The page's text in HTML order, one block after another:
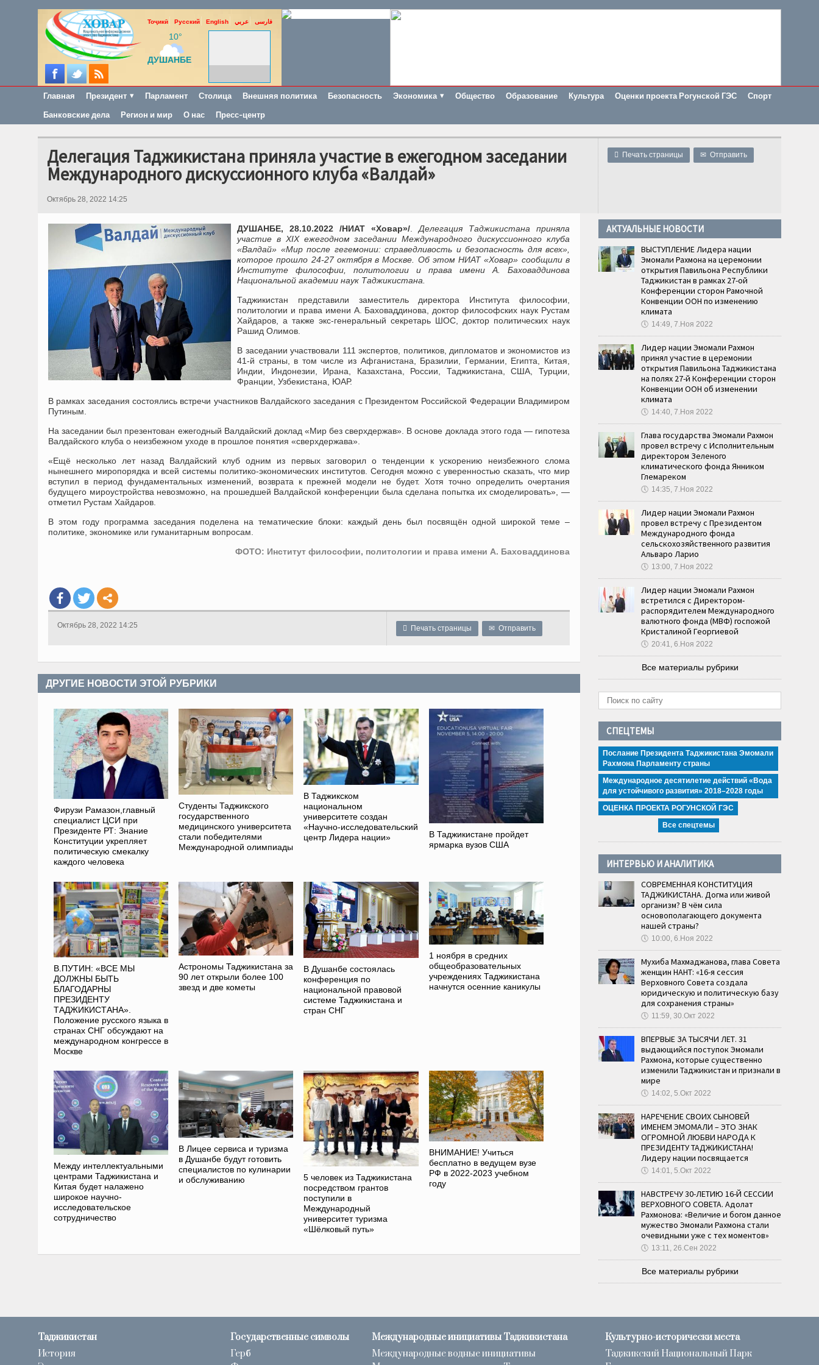
Тоҷикӣ Русский English عربي فارسی
10°
ДУШАНБЕ
Главная Президент Парламент Столица Внешняя политика Безопасность Экономика Общество Образование Культура Оценки проекта Рогунской ГЭС
Спорт
Банковские дела
Регион и мир О нас Пресс-центр
 Печать страницы ✉ Отправить
Делегация Таджикистана приняла участие в ежегодном заседании
Международного дискуссионного клуба «Валдай»
Октябрь 28, 2022 14:25
ДУШАНБЕ, 28.10.2022 /НИАТ «Ховар»/
Делегация Таджикистана приняла
участие в XIX ежегодном заседании Международного дискуссионного клуба
«Валдай» «Мир после гегемонии: справедливость и безопасность для всех»,
которое прошло 24-27 октября в Москве. Об этом НИАТ «Ховар» сообщили в
Институте философии, политологии и права имени А. Баховаддинова
Национальной академии наук Таджикистана.
Таджикистан представили заместитель директора Института философии,
политологии и права имени А. Баховаддинова, доктор философских наук Рустам
Хайдаров, а также экс-генеральный секретарь ШОС, доктор политических наук
Рашид Олимов.
В заседании участвовали 111 экспертов, политиков, дипломатов и экономистов из
41-й страны, в том числе из Афганистана, Бразилии, Германии, Египта, Китая,
Индии, Индонезии, Ирана, Казахстана, России, Таджикистана, США, Турции,
Франции, Узбекистана, ЮАР.
В рамках заседания состоялись встречи участников Валдайского заседания с Президентом Российской Федерации Владимиром
Путиным.
На заседании был презентован ежегодный Валдайский доклад «Мир без сверхдержав». В основе доклада этого года — гипотеза
Валдайского клуба о неизбежном уходе в прошлое понятия «сверхдержава».
«Ещё несколько лет назад Валдайский клуб одним из первых заговорил о тенденции к ускорению неизбежного слома
нынешнего миропорядка и всей системы политико-экономических институтов. Сегодня можно с уверенностью сказать, что мир
вступил в период фундаментальных изменений, возврата к прежней модели не будет. Хотя точно определить очертания
будущего мироустройства невозможно, на прошедшей Валдайской конференции была сделана попытка их смоделировать», —
отметил Рустам Хайдаров.
В этом году программа заседания поделена на тематические блоки: каждый день был посвящён одной широкой теме –
политике, экономике или гуманитарным вопросам.
ФОТО: Институт философии, политологии и права имени А. Баховаддинова
 Печать страницы ✉ Отправить
Октябрь 28, 2022 14:25
ДРУГИЕ НОВОСТИ ЭТОЙ РУБРИКИ
Фирузи Рамазон,главный
специалист ЦСИ при
Президенте РТ: Знание
Конституции укрепляет
политическую смекалку
каждого человека
Студенты Таджикского
государственного
медицинского университета
стали победителями
Международной олимпиады
В Таджикском
национальном
университете создан
«Научно-исследовательский
центр Лидера нации»
В Таджикистане пройдет
ярмарка вузов США
В.ПУТИН: «ВСЕ МЫ
ДОЛЖНЫ БЫТЬ
БЛАГОДАРНЫ
ПРЕЗИДЕНТУ
ТАДЖИКИСТАНА».
Положение русского языка в
странах СНГ обсуждают на
международном конгрессе в
Москве
Астрономы Таджикистана за
90 лет открыли более 100
звезд и две кометы
В Душанбе состоялась
конференция по
национальной правовой
системе Таджикистана и
стран СНГ
1 ноября в средних
общеобразовательных
учреждениях Таджикистана
начнутся осенние каникулы
Между интеллектуальными
центрами Таджикистана и
Китая будет налажено
широкое научно-
исследовательское
сотрудничество
В Лицее сервиса и туризма
в Душанбе будут готовить
специалистов по кулинарии
и обслуживанию
5 человек из Таджикистана
посредством грантов
поступили в
Международный
университет туризма
«Шёлковый путь»
ВНИМАНИЕ! Учиться
бесплатно в ведущем вузе
РФ в 2022-2023 учебном
году
АКТУАЛЬНЫЕ НОВОСТИ
ВЫСТУПЛЕНИЕ Лидера нации
Эмомали Рахмона на церемонии
открытия Павильона Республики
Таджикистан в рамках 27-ой
Конференции сторон Рамочной
Конвенции ООН по изменению
климата
🕔 14:49, 7.Ноя 2022
Лидер нации Эмомали Рахмон
принял участие в церемонии
открытия Павильона Таджикистана
на полях 27-й Конференции сторон
Конвенции ООН об изменении
климата
🕔 14:40, 7.Ноя 2022
Глава государства Эмомали Рахмон
провел встречу с Исполнительным
директором Зеленого
климатического фонда Янником
Глемареком
🕔 14:35, 7.Ноя 2022
Лидер нации Эмомали Рахмон
провел встречу с Президентом
Международного фонда
сельскохозяйственного развития
Альваро Ларио
🕔 13:00, 7.Ноя 2022
Лидер нации Эмомали Рахмон
встретился с Директором-
распорядителем Международного
валютного фонда (МВФ) госпожой
Кристалиной Георгиевой
🕔 20:41, 6.Ноя 2022
Все материалы рубрики
СПЕЦТЕМЫ
Послание Президента Таджикистана Эмомали
Рахмона Парламенту страны
Международное десятилетие действий «Вода
для устойчивого развития» 2018–2028 годы
ОЦЕНКА ПРОЕКТА РОГУНСКОЙ ГЭС
Все спецтемы
ИНТЕРВЬЮ И АНАЛИТИКА
СОВРЕМЕННАЯ КОНСТИТУЦИЯ
ТАДЖИКИСТАНА. Догма или живой
организм? В чём сила
основополагающего документа
нашей страны?
🕔 10:00, 6.Ноя 2022
Мухиба Махмаджанова, глава Совета
женщин НАНТ: «16-я сессия
Верховного Совета создала
юридическую и политическую базу
для сохранения страны»
🕔 11:59, 30.Окт 2022
ВПЕРВЫЕ ЗА ТЫСЯЧИ ЛЕТ. 31
выдающийся поступок Эмомали
Рахмона, которые существенно
изменили Таджикистан и признали в
мире
🕔 14:02, 5.Окт 2022
НАРЕЧЕНИЕ СВОИХ СЫНОВЕЙ
ИМЕНЕМ ЭМОМАЛИ – ЭТО ЗНАК
ОГРОМНОЙ ЛЮБВИ НАРОДА К
ПРЕЗИДЕНТУ ТАДЖИКИСТАНА!
Лидеру нации посвящается
🕔 14:01, 5.Окт 2022
НАВСТРЕЧУ 30-ЛЕТИЮ 16-Й СЕССИИ
ВЕРХОВНОГО СОВЕТА. Адолат
Рахмонова: «Величие и богом данное
мужество Эмомали Рахмона стали
очевидными уже с тех моментов»
🕔 13:11, 26.Сен 2022
Все материалы рубрики
Таджикистан
История
Государственные символы
Герб
Международные инициативы Таджикистана
Международные водные инициативы
Культурно-исторически места
Таджикский Национальный Парк